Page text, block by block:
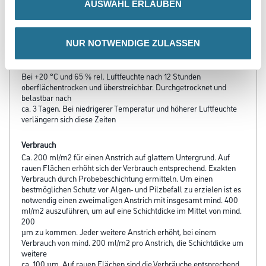
AUSWAHL ERLAUBEN
NUR NOTWENDIGE ZULASSEN
Untere Temperaturgrenze bei der Verarbeitung und Trocknung:
max. +
Verarbeitungszeit
Bei +20 °C und 65 % rel. Luftfeuchte nach 12 Stunden
oberflächentrocken und überstreichbar. Durchgetrocknet und
belastbar nach
ca. 3 Tagen. Bei niedrigerer Temperatur und höherer Luftfeuchte
verlängern sich diese Zeiten
Verbrauch
Ca. 200 ml/m2 für einen Anstrich auf glattem Untergrund. Auf
rauen Flächen erhöht sich der Verbrauch entsprechend. Exakten
Verbrauch durch Probebeschichtung ermitteln. Um einen
bestmöglichen Schutz vor Algen- und Pilzbefall zu erzielen ist es
notwendig einen zweimaligen Anstrich mit insgesamt mind. 400
ml/m2 auszuführen, um auf eine Schichtdicke im Mittel von mind.
200
µm zu kommen. Jeder weitere Anstrich erhöht, bei einem
Verbrauch von mind. 200 ml/m2 pro Anstrich, die Schichtdicke um
weitere
ca. 100 µm. Auf rauen Flächen sind die Verbräuche entsprechend